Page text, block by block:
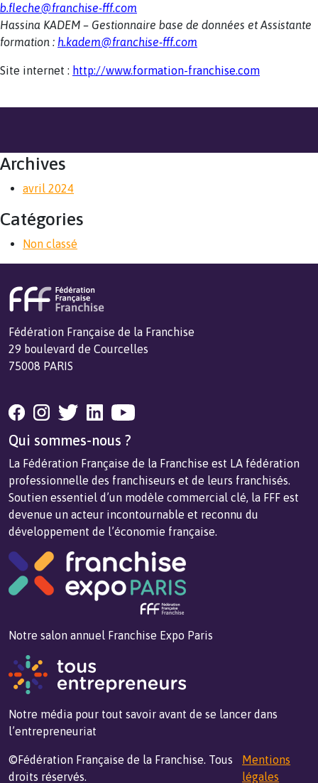
b.fleche@franchise-fff.com
Hassina KADEM – Gestionnaire base de données et Assistante
formation : h.kadem@franchise-fff.com
Site internet : http://www.formation-franchise.com
Archives
avril 2024
Catégories
Non classé
Fédération Française de la Franchise
29 boulevard de Courcelles
75008 PARIS
Qui sommes-nous ?
La Fédération Française de la Franchise est LA fédération
professionnelle des franchiseurs et de leurs franchisés.
Soutien essentiel d’un modèle commercial clé, la FFF est
devenue un acteur incontournable et reconnu du
développement de l’économie française.
Notre salon annuel Franchise Expo Paris
Notre média pour tout savoir avant de se lancer dans
l’entrepreneuriat
©Fédération Française de la Franchise. Tous
droits réservés.
Mentions
légales